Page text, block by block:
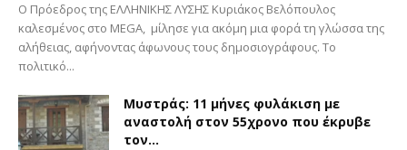
Ο Πρόεδρος της ΕΛΛΗΝΙΚΗΣ ΛΥΣΗΣ Κυριάκος Βελόπουλος
καλεσμένος στο MEGA, μίλησε για ακόμη μια φορά τη γλώσσα της
αλήθειας, αφήνοντας άφωνους τους δημοσιογράφους. Το
πολιτικό...
Μυστράς: 11 μήνες φυλάκιση με
αναστολή στον 55χρονο που έκρυβε
τον...